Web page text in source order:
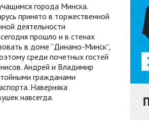
города Минска.
принято в торжественной
деятельности
прошло и в стенах
в доме “Динамо-Минск”,
среди почетных гостей
Андрей и Владимир
гражданами
Наверняка
навсегда.